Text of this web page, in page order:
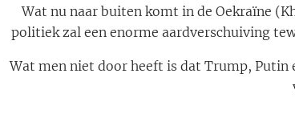
Wat nu naar buiten komt in de Oekraïne
politiek zal een enorme aardverschuiving
Wat men niet door heeft is dat Trump, Putin